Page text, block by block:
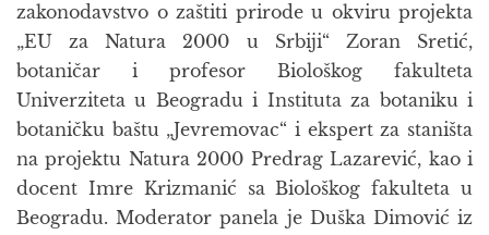
zakonodavstvo o zaštiti prirode u okviru projekta
„EU za Natura 2000 u Srbiji“ Zoran Sretić,
botaničar i profesor Biološkog fakulteta
Univerziteta u Beogradu i Instituta za botaniku i
botaničku baštu „Jevremovac“ i ekspert za staništa
na projektu Natura 2000 Predrag Lazarević, kao i
docent Imre Krizmanić sa Biološkog fakulteta u
Beogradu. Moderator panela je Duška Dimović iz